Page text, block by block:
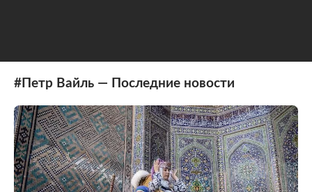
#Петр Вайль — Последние новости